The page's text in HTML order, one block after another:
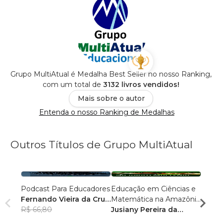
Grupo MultiAtual é Medalha Best Seller no nosso Ranking,
com um total de 3132 livros vendidos!
Mais sobre o autor
Entenda o nosso Ranking de Medalhas
Outros Títulos de Grupo MultiAtual
Podcast Para Educadores
Fernando Vieira da Cruz
(Fernandinho Cruz)
R$ 66,80
Educação em Ciências e
Matemática na Amazônia
Legal: Pesquisas e
Jusiany Pereira da
Érica